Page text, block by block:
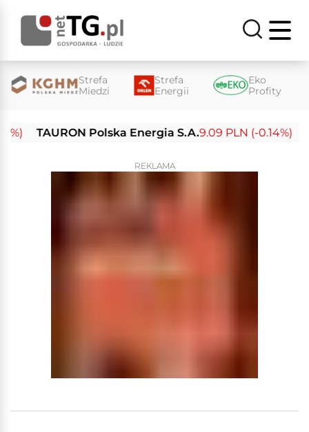
Strefa
Miedzi
Strefa
Energii
Eko
Profity
TAURON Polska Energia S.A. 9.09 PLN (-0.14%)
REKLAMA